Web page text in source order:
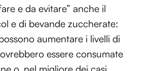
e da evitare” anche il
e di bevande zuccherate:
aumentare i livelli di
essere consumate